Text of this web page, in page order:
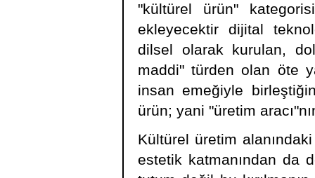
"kültürel ürün"
ekleyecektir dijital
dilsel olarak kurulan,
maddi" türden olan öte
insan emeğiyle
ürün; yani "üretim
Kültürel üretim
estetik katmanından da